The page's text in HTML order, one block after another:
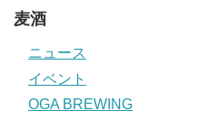
麦酒
ニュース
イベント
OGA BREWING